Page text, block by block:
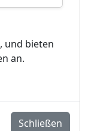
und bieten
an.
Schließen